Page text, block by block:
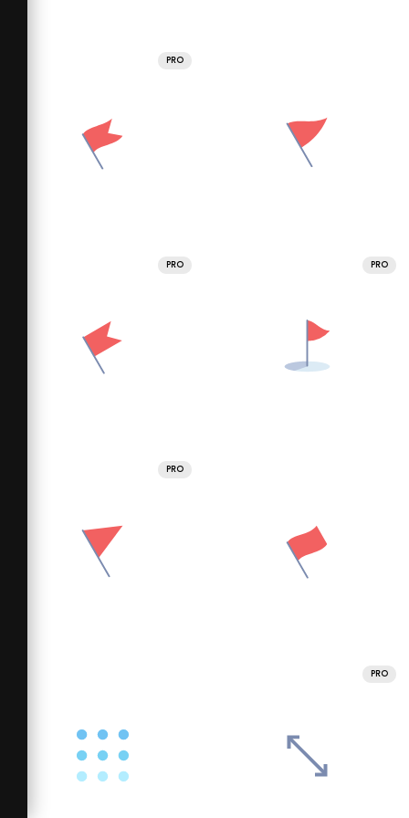
PRO
PRO PRO
PRO
PRO